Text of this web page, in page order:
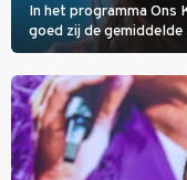
In het programma Ons
goed zij de
hoofdredacteur van
rapper Keizer opneemt
Huijbregts.